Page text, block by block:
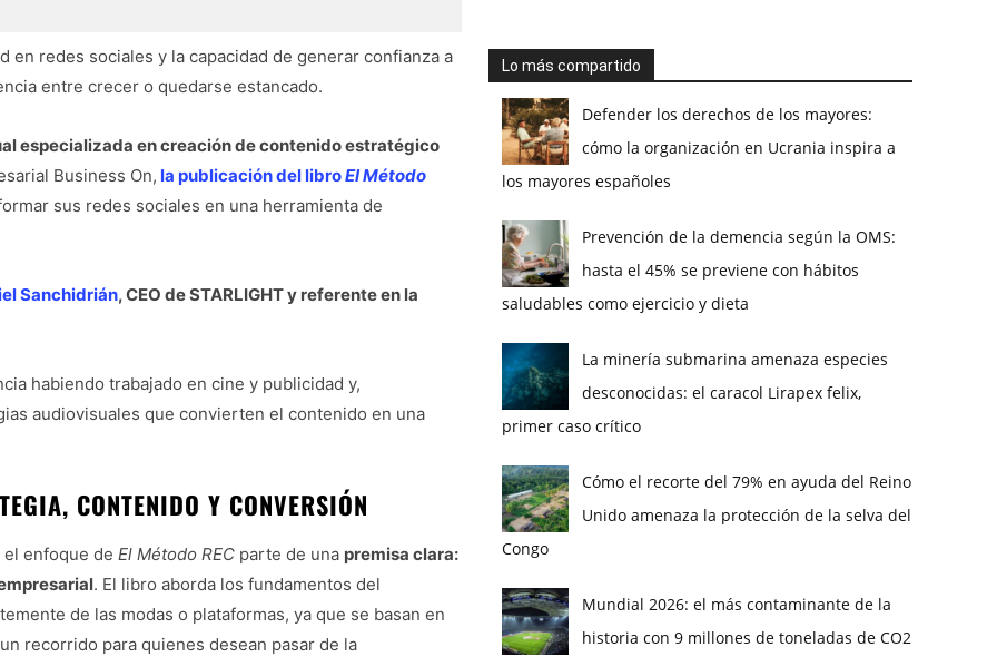
redes sociales y la capacidad de generar confianza a
entre crecer o quedarse estancado.
especializada en creación de contenido estratégico
Business On, la publicación del libroEl Método
sus redes sociales en una herramienta de
Sanchidrián, CEO de STARLIGHT y referente en la
habiendo trabajado en cine y publicidad y,
audiovisuales que convierten el contenido en una
CONTENIDO Y CONVERSIÓN
enfoque de El Método REC parte de una premisa clara:
. El libro aborda los fundamentos del
de las modas o plataformas, ya que se basan en
recorrido para quienes desean pasar de la
Lo más compartido
Defender los derechos de los mayores:
cómo la organización en Ucrania inspira a
los mayores españoles
Prevención de la demencia según la OMS:
hasta el 45% se previene con hábitos
saludables como ejercicio y dieta
La minería submarina amenaza especies
desconocidas: el caracol Lirapex felix,
primer caso crítico
Cómo el recorte del 79% en ayuda del Reino
Unido amenaza la protección de la selva del
Congo
Mundial 2026: el más contaminante de la
historia con 9 millones de toneladas de CO2